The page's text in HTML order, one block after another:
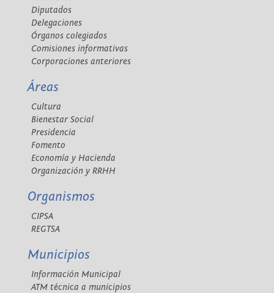
Diputados
Delegaciones
Órganos colegiados
Comisiones informativas
Corporaciones anteriores
Áreas
Cultura
Bienestar Social
Presidencia
Fomento
Economía y Hacienda
Organización y RRHH
Organismos
CIPSA
REGTSA
Municipios
Información Municipal
ATM técnica a municipios